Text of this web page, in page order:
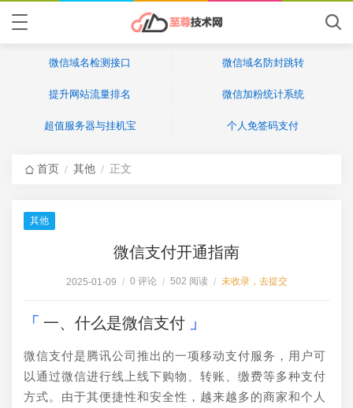
微信域名检测接口 微信域名防封跳转
提升网站流量排名 微信加粉统计系统
超值服务器与挂机宝 个人免签码支付
首页 / 其他 / 正文
其他
微信支付开通指南
2025-01-09 / 0 评论 / 502 阅读 / 未收录，去提交
一、什么是微信支付
微信支付是腾讯公司推出的一项移动支付服务，用户可
以通过微信进行线上线下购物、转账、缴费等多种支付
方式。由于其便捷性和安全性，越来越多的商家和个人